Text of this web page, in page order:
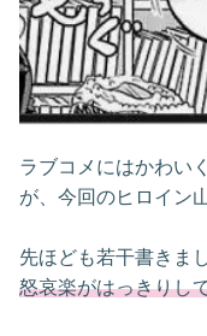
ラブコメにはかわい
が、今回のヒロイン
先ほども若干書きま
怒哀楽がはっきりし